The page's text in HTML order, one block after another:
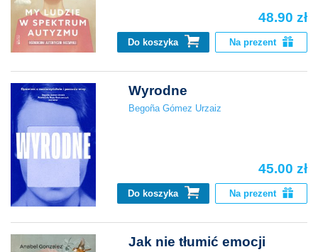
48.90 zł
Do koszyka Na prezent
Wyrodne
Begoña Gómez Urzaiz
45.00 zł
Do koszyka Na prezent
Jak nie tłumić emocji